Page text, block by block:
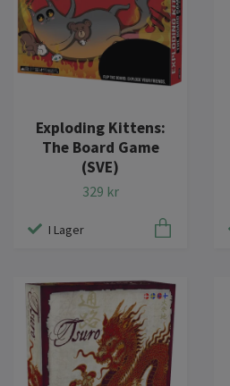
Exploding Kittens:
The Board Game
(SVE)
329 kr
I Lager